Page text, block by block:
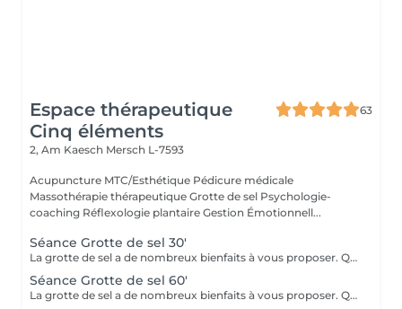
Espace thérapeutique
Cinq éléments
63
2, Am Kaesch Mersch L-7593
Acupuncture MTC/Esthétique Pédicure médicale
Massothérapie thérapeutique Grotte de sel Psychologie-
coaching Réflexologie plantaire Gestion Émotionnell...
Séance Grotte de sel 30'
La grotte de sel a de nombreux bienfaits à vous proposer. Que ce soit pour un moment de relaxation ou pour soulager des troubles respiratoires, lutter contre les toxines, diminuer l'anxiété, améliorer le sommeil ou l'état de fatigue, ou même bénéficier des bienfaits pour la beauté de la peau et sa reminéralisation ! Transats, plaids, coussins et infusions vous y attendront.
Séance Grotte de sel 60'
La grotte de sel a de nombreux bienfaits à vous proposer. Que ce soit pour un moment de relaxation ou pour soulager des troubles respiratoires, lutter contre les toxines, diminuer l'anxiété, améliorer le sommeil ou l'état de fatigue, ou même bénéficier des bienfaits pour la beauté de la peau et sa reminéralisation ! Transats, plaids, coussins et infusions vous y attendront.